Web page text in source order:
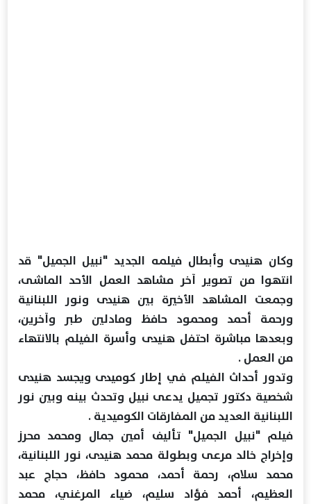
وكان هنيدى وأبطال فيلمه الجديد "نبيل الجميل" قد
انتهوا من تصوير آخر مشاهد العمل الأحد الماشى،
وجمعت المشاهد الأخيرة بين هنيدى ونور اللبنانية
ورحمة أحمد ومحمود حافظ ومادلين طبر وآخرين،
وبعدها مباشرة احتفل هنيدى وأسرة الفيلم بالانتهاء
من العمل .
وتدور أحداث الفيلم في إطار كوميدى ويجسد هنيدى
شخصية دكتور تجميل يدعى نبيل وتحدث بينه وبين نور
اللبنانية العديد من المفارقات الكوميدية .
فيلم "نبيل الجميل" تأليف أمين جمال ومحمد محرز
وإخراج خالد مرعى وبطولة محمد هنيدى، نور اللبنانية،
محمد سلام، رحمة أحمد، محمود حافظ، حجاج عبد
العظيم، أحمد فؤاد سليم، ضياء المرغني، محمد